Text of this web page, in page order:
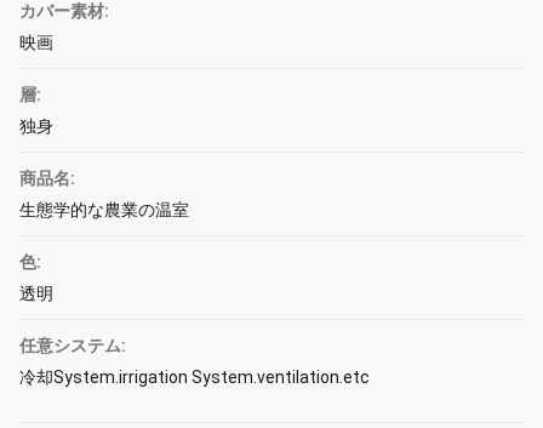
カバー素材:
映画
層:
独身
商品名:
生態学的な農業の温室
色:
透明
任意システム:
冷却System.irrigation System.ventilation.etc